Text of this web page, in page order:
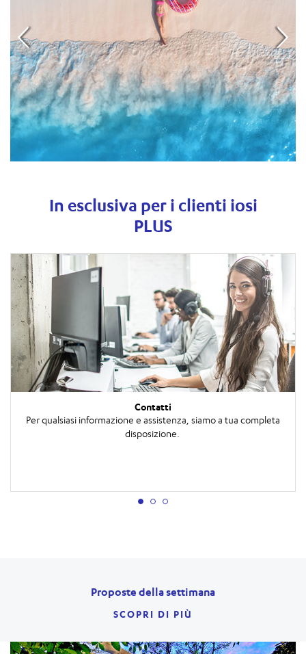
In esclusiva per i clienti iosi
PLUS
Contatti
Per qualsiasi informazione e assistenza, siamo a tua completa
disposizione.
Proposte della settimana
SCOPRI DI PIÙ